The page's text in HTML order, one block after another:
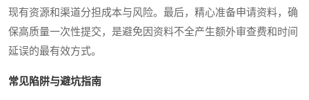
现有资源和渠道分担成本与风险。最后，精心准备申请资料，确
保高质量一次性提交，是避免因资料不全产生额外审查费和时间
延误的最有效方式。
常见陷阱与避坑指南